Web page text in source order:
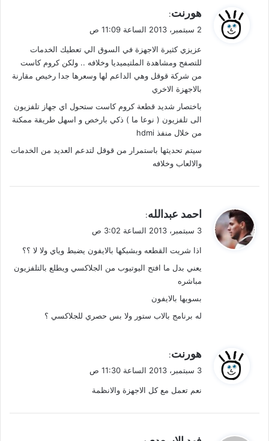
ل
هورنت:
2 سبتمبر، 2013 الساعة 11:09 ص
عزيزي كثيرة الاجهزة في السوق الي تعطيك الخدمات
للتصفح ومشاهدة الملتيميديا وخلافه .. ولكن كروم كاست
من شركة قوقل وهي الداعم لها وسعرها جدا رخيص مقارنة
بالاجهزة الاخري
باختصار شديد قطعة كروم كاست ستحول اي جهاز تلفزيون
الى تلفزيون ( نوعا ما ) ذكي بارخص و اسهل طريقة ممكنة
من خلال منفذ hdmi
سيتم تحديثها باستمرار من قوقل لتدعم العديد من الخدمات
والالعاب وخلافه
ي
ل
احمد عبدالله:
3 سبتمبر، 2013 الساعة 3:02 ص
اذا شريت القطعه وبشبكها بالايفون يضبط وياي ولا لا ؟؟
يعني بدل ما افتح اليوتيوب من الجلاكسي ويطلع بالتلفزيون
مباشره
بسويها بالايفون
له برنامج بالاب ستور ولا بس حصري للجلاكسي ؟
ل
هورنت:
3 سبتمبر، 2013 الساعة 11:30 ص
نعم تعمل مع كل الاجهزة والانظمة
ي